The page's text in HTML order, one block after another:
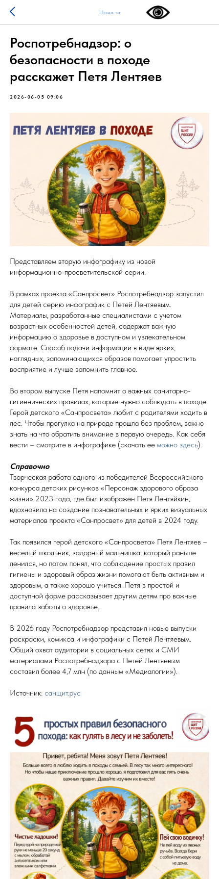
Новости
Роспотребнадзор: о
безопасности в походе
расскажет Петя Лентяев
2026-06-05 09:06
Представляем вторую инфографику из новой
информационно-просветительской серии.
В рамках проекта «Санпросвет» Роспотребнадзор запустил
для детей серию инфографик с Петей Лентяевым.
Материалы, разработанные специалистами с учетом
возрастных особенностей детей, содержат важную
информацию о здоровье в доступном и увлекательном
формате. Способ подачи информации в виде ярких,
наглядных, запоминающихся образов помогает упростить
восприятие и лучше запомнить главное.
Во втором выпуске Петя напомнит о важных санитарно-
гигиенических правилах, которые нужно соблюдать в походе.
Герой детского «Санпросвета» любит с родителями ходить в
лес. Чтобы прогулка на природе прошла без проблем, важно
знать на что обратить внимание в первую очередь. Как себя
вести – смотрите в инфографике (скачать ее можно здесь).
Справочно
Творческая работа одного из победителей Всероссийского
конкурса детских рисунков «Персонаж здорового образа
жизни» 2023 года, где был изображен Петя Лентяйкин,
вдохновила на создание познавательных и ярких визуальных
материалов проекта «Санпросвет» для детей в 2024 году.
Так появился герой детского «Санпросвета» Петя Лентяев –
веселый школьник, задорный мальчишка, который раньше
ленился, но потом понял, что соблюдение простых правил
гигиены и здоровый образ жизни помогают быть активным и
здоровым, а также хорошо учиться. Петя в простой и
доступной форме рассказывает другим детям про важные
правила заботы о здоровье.
В 2026 году Роспотребнадзор представил новые выпуски
раскраски, комикса и инфографики с Петей Лентяевым.
Общий охват аудитории в социальных сетях и СМИ
материалами Роспотребнадзора с Петей Лентяевым
составил более 4,7 млн (по данным «Медиалогии»).
Источник: санщит.рус